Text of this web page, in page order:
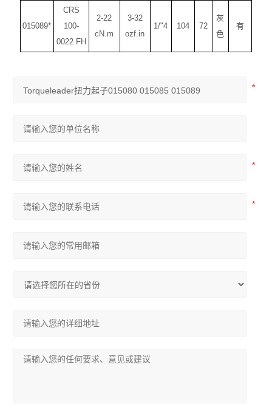
015089*
CRS
100-
0022 FH
2-22
cN.m
3-32
ozf.in
1/"4 104 72
灰
色
有